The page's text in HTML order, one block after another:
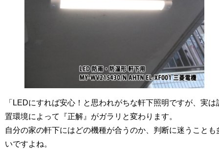
「LEDにすれば安心！と思われがちな軒下照明ですが、実は
置環境によって『正解』がガラリと変わります。
自分の家の軒下にはどの機種が合うのか、判断に迷うことも
いですよね。